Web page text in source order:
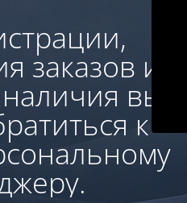
заказов и
вы
к